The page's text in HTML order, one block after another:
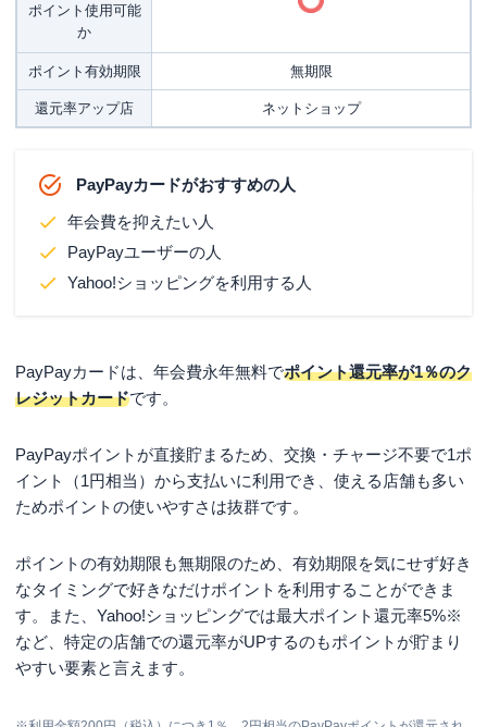
ポイント使用可能
か
ポイント有効期限 無期限
還元率アップ店 ネットショップ
PayPayカードがおすすめの人
年会費を抑えたい人
PayPayユーザーの人
Yahoo!ショッピングを利用する人
PayPayカードは、年会費永年無料でポイント還元率が1％のク
レジットカードです。
PayPayポイントが直接貯まるため、交換・チャージ不要で1ポ
イント（1円相当）から支払いに利用でき、使える店舗も多い
ためポイントの使いやすさは抜群です。
ポイントの有効期限も無期限のため、有効期限を気にせず好き
なタイミングで好きなだけポイントを利用することができま
す。また、Yahoo!ショッピングでは最大ポイント還元率5%※
など、特定の店舗での還元率がUPするのもポイントが貯まり
やすい要素と言えます。